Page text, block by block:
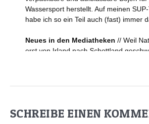
SCHREIBE EINEN